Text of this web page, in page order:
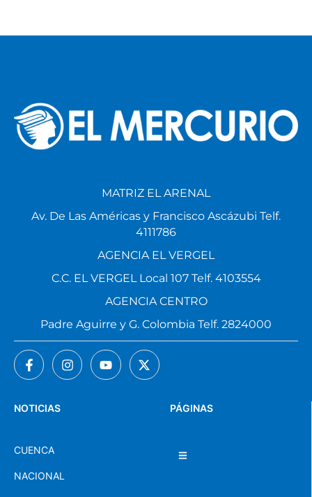
PÁGINAS
NOTICIAS
CUENCA
NACIONAL
MATRIZ EL ARENAL
Av. De Las Américas y Francisco Ascázubi Telf.
4111786
AGENCIA EL VERGEL
C.C. EL VERGEL Local 107 Telf. 4103554
AGENCIA CENTRO
Padre Aguirre y G. Colombia Telf. 2824000